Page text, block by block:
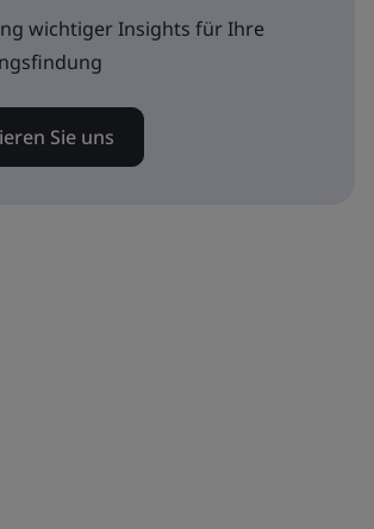
wichtiger Insights für Ihre
Sie uns